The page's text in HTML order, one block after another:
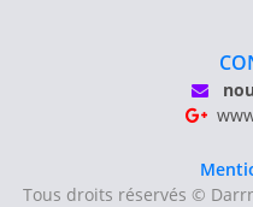
Tous droits réservés ©